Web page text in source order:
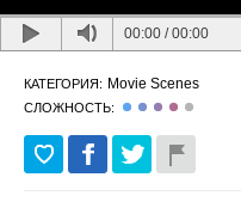
00:00 /00:00
КАТЕГОРИЯ: Movie Scenes
СЛОЖНОСТЬ: